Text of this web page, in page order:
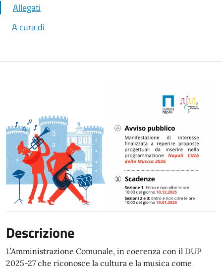
Allegati
A cura di
Descrizione
L’Amministrazione Comunale, in coerenza con il DUP
2025-27 che riconosce la cultura e la musica come